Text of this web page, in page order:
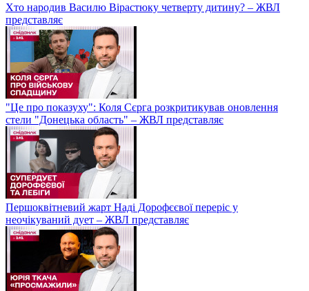
Хто народив Василю Вірастюку четверту дитину? – ЖВЛ
представляє
"Це про показуху": Коля Сєрга розкритикував оновлення
стели "Донецька область" – ЖВЛ представляє
Першоквітневий жарт Наді Дорофєєвої переріс у
неочікуваний дует – ЖВЛ представляє